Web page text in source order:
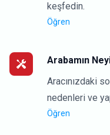
keşfedin.
Öğren
Arabamın
Aracınızdaki
nedenleri ve
Öğren